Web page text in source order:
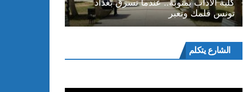
كلية الأداب بمنوبة.. عندما تسرق بغداد
تونس قلمك وتعبر
الشارع يتكلممشغل
الفيديو